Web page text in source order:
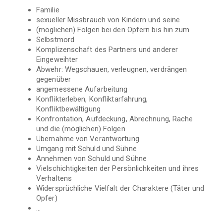
Familie
sexueller Missbrauch von Kindern und seine
(möglichen) Folgen bei den Opfern bis hin zum
Selbstmord
Komplizenschaft des Partners und anderer
Eingeweihter
Abwehr: Wegschauen, verleugnen, verdrängen
gegenüber
angemessene Aufarbeitung
Konflikterleben, Konfliktarfahrung,
Konfliktbewältigung
Konfrontation, Aufdeckung, Abrechnung, Rache
und die (möglichen) Folgen
Übernahme von Verantwortung
Umgang mit Schuld und Sühne
Annehmen von Schuld und Sühne
Vielschichtigkeiten der Persönlichkeiten und ihres
Verhaltens
Widersprüchliche Vielfalt der Charaktere (Täter und
Opfer)
…